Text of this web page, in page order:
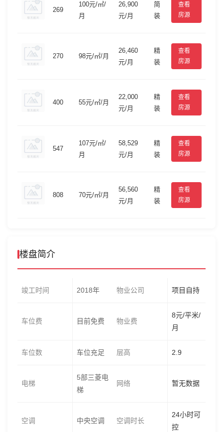
269
100元/㎡/
月
26,900
元/月
简
装
查看
房源
270 98元/㎡/月
26,460
元/月
精
装
查看
房源
400 55元/㎡/月
22,000
元/月
精
装
查看
房源
547
107元/㎡/
月
58,529
元/月
精
装
查看
房源
808 70元/㎡/月
56,560
元/月
精
装
查看
房源
楼盘简介
竣工时间 2018年 物业公司 项目自持
车位费 目前免费 物业费
8元/平米/
月
车位数 车位充足 层高 2.9
电梯
5部三菱电
梯
网络 暂无数据
空调 中央空调 空调时长
24小时可
控